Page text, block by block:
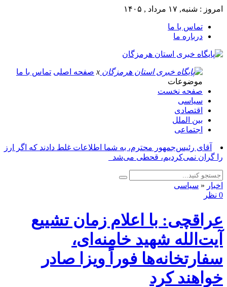
امروز : شنبه, ۱۷ مرداد , ۱۴۰۵
تماس با ما
درباره ما
x صفحه اصلی تماس با ما
موضوعات
صفحه نخست
سیاسی
اقتصادی
بین الملل
اجتماعی
آقای رئیس‌جمهور محترم، به شما اطلاعات غلط دادند که اگر ارز
را گران نمی‌کردیم، قحطی می‌شد_
اخبار « سیاسی
0 نظر
عراقچی: با اعلام زمان تشییع
آیت‌الله شهید خامنه‌ای،
سفارتخانه‌ها فوراً ویزا صادر
خواهند کرد